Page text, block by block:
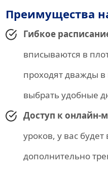
Преимущества
Гибкое
вписываются в
проходят дважды
выбрать удобные
Доступ к онлайн-
уроков, у вас
дополнительно